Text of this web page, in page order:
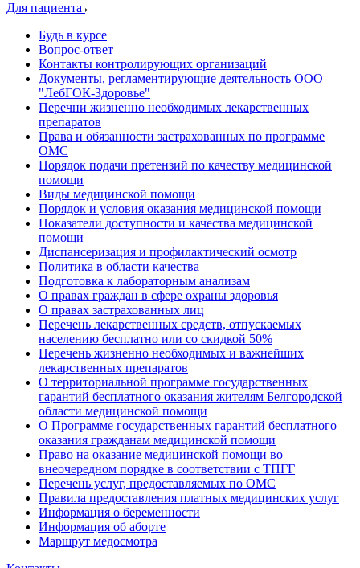
Для пациента
Будь в курсе
Вопрос-ответ
Контакты контролирующих организаций
Документы, регламентирующие деятельность ООО
"ЛебГОК-Здоровье"
Перечни жизненно необходимых лекарственных
препаратов
Права и обязанности застрахованных по программе
ОМС
Порядок подачи претензий по качеству медицинской
помощи
Виды медицинской помощи
Порядок и условия оказания медицинской помощи
Показатели доступности и качества медицинской
помощи
Диспансеризация и профилактический осмотр
Политика в области качества
Подготовка к лабораторным анализам
О правах граждан в сфере охраны здоровья
О правах застрахованных лиц
Перечень лекарственных средств, отпускаемых
населению бесплатно или со скидкой 50%
Перечень жизненно необходимых и важнейших
лекарственных препаратов
О территориальной программе государственных
гарантий бесплатного оказания жителям Белгородской
области медицинской помощи
О Программе государственных гарантий бесплатного
оказания гражданам медицинской помощи
Право на оказание медицинской помощи во
внеочередном порядке в соответствии с ТПГГ
Перечень услуг, предоставляемых по ОМС
Правила предоставления платных медицинских услуг
Информация о беременности
Информация об аборте
Маршрут медосмотра